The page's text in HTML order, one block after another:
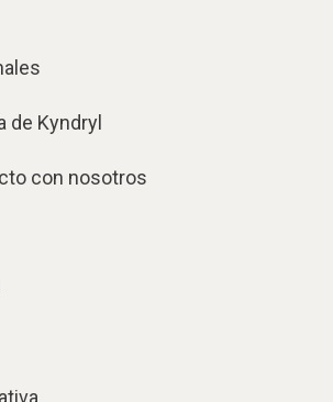
de Kyndryl
con nosotros